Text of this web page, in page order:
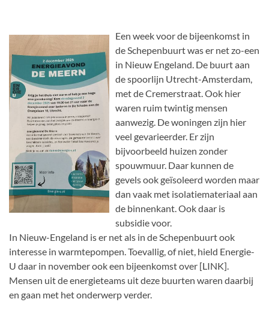
Een week voor de bijeenkomst in
de Schepenbuurt was er net zo-een
in Nieuw Engeland. De buurt aan
de spoorlijn Utrecht-Amsterdam,
met de Cremerstraat. Ook hier
waren ruim twintig mensen
aanwezig. De woningen zijn hier
veel gevarieerder. Er zijn
bijvoorbeeld huizen zonder
spouwmuur. Daar kunnen de
gevels ook geïsoleerd worden maar
dan vaak met isolatiemateriaal aan
de binnenkant. Ook daar is
subsidie voor.
In Nieuw-Engeland is er net als in de Schepenbuurt ook
interesse in warmtepompen. Toevallig, of niet, hield Energie-
U daar in november ook een bijeenkomst over [LINK].
Mensen uit de energieteams uit deze buurten waren daarbij
en gaan met het onderwerp verder.